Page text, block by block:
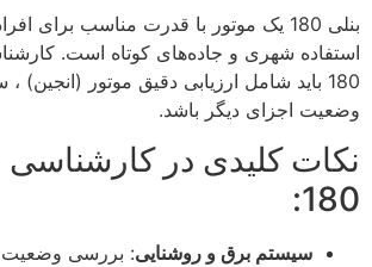
بنلی 180 یک موتور با قدرت مناسب برای
استفاده شهری و جاده‌های کوتاه است.
180 باید شامل ارزیابی دقیق موتور
وضعیت اجزای دیگر باشد.
نکات کلیدی در کارشناسی
180:
سیستم برق و روشنایی: بررسی وضعیت